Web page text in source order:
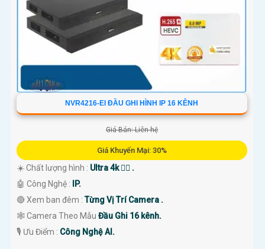
NVR4216-EI ĐẦU GHI HÌNH IP 16 KÊNH
Giá Bán: Liên hệ
Giá Khuyến Mại: 30%
☀️ Chất lượng hình : Ultra 4k 👍🏾 .
🤖️ Công Nghệ :
IP.
🔴 Xem ban đêm :Từng Vị Trí Camera .
🕸️ Camera Theo Mẫu Đầu Ghi 16 kênh.
️🎙 Ưu Điểm : Công Nghệ AI.